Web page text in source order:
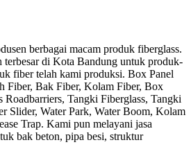
berbagai macam produk fiberglass.
terbesar di Kota Bandung untuk produk-
fiber telah kami produksi. Box Panel
Fiber, Bak Fiber, Kolam Fiber, Box
Tangki Fiberglass, Tangki
Slider, Water Park, Water Boom, Kolam
Trap. Kami pun melayani jasa
bak beton, pipa besi, struktur